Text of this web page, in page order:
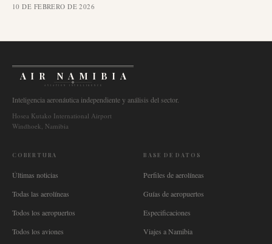
10 DE FEBRERO DE 2026
AIR NAMIBIA
AVIATION INTELLIGENCE
Inteligencia aeronáutica independiente y análisis del sector.
Hosea Kutako International Airport
Windhoek, Namibia
COBERTURA
Últimas noticias
Todas las aerolíneas
Todos los aeropuertos
Todos los aviones
BASE DE DATOS
Perfiles de aerolíneas
Guías de aeropuertos
Especificaciones
Viajes a Namibia